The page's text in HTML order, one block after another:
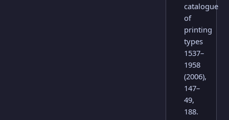
catalogue
of
printing
types
1537–
1958
(2006),
147–
49,
188.